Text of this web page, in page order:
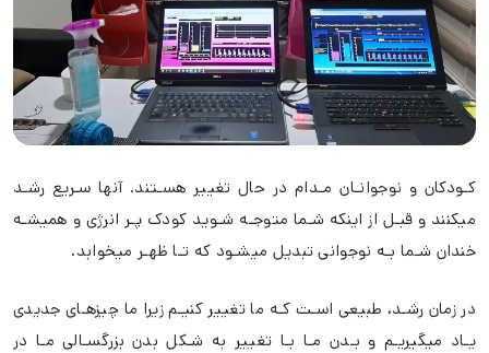
کـودکان و نوجوانـان مـدام در حال تغییر هسـتند. آنها سـریع رشـد
میکنند و قبـل از اینکه شـما متوجـه شـوید کودک پـر انرژی و همیشـه
خندان شـما بـه نوجوانی تبدیل میشـود که تـا ظهـر میخوابد.
در زمان رشـد، طبیعی اسـت کـه ما تغییر کنیـم زیرا ما چیزهـای جدیدی
یـاد میگیریـم و بـدن مـا بـا تغییر به شـکل بدن بزرگسـالی مـا در